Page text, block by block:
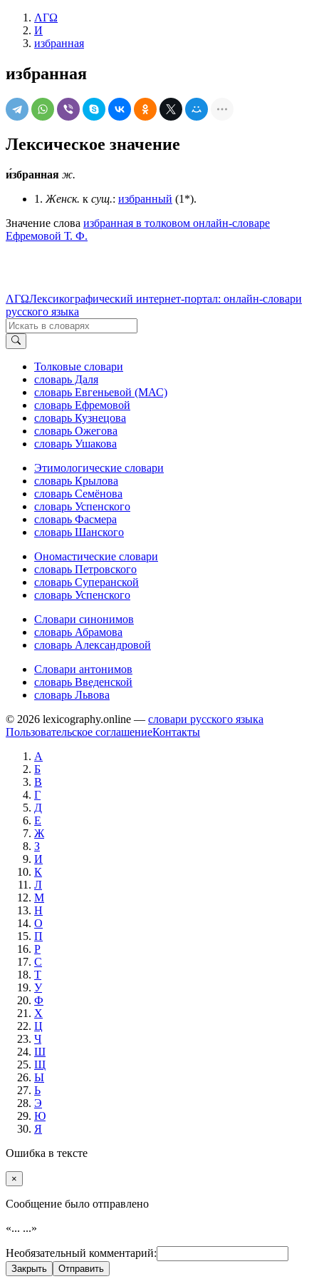
ΛΓΩ
И
избранная
избранная
Лексическое значение
и́збранная ж.
1. Женск. к сущ.: избранный (1*).
Значение слова избранная в толковом онлайн-словаре
Ефремовой Т. Ф.
ΛΓΩЛексикографический интернет-портал: онлайн-словари
русского языка
Толковые словари
словарь Даля
словарь Евгеньевой (МАС)
словарь Ефремовой
словарь Кузнецова
словарь Ожегова
словарь Ушакова
Этимологические словари
словарь Крылова
словарь Семёнова
словарь Успенского
словарь Фасмера
словарь Шанского
Ономастические словари
словарь Петровского
словарь Суперанской
словарь Успенского
Словари синонимов
словарь Абрамова
словарь Александровой
Словари антонимов
словарь Введенской
словарь Львова
© 2026 lexicography.online — словари русского языка
Пользовательское соглашениеКонтакты
А
Б
В
Г
Д
Е
Ж
З
И
К
Л
М
Н
О
П
Р
С
Т
У
Ф
Х
Ц
Ч
Ш
Щ
Ы
Ь
Э
Ю
Я
Ошибка в тексте
×
Cообщение было отправлено
«... ...»
Необязательный комментарий:
Закрыть Отправить